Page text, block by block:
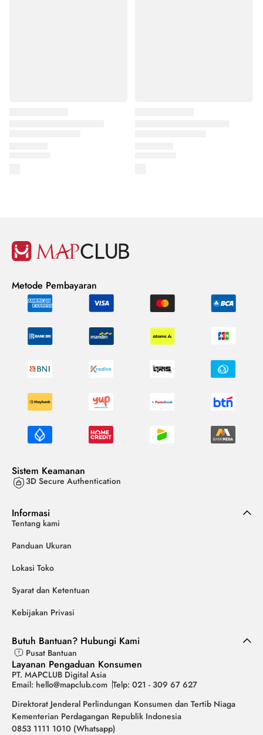
Metode Pembayaran
Sistem Keamanan
3D Secure Authentication
Informasi
Tentang kami
Panduan Ukuran
Lokasi Toko
Syarat dan Ketentuan
Kebijakan Privasi
Butuh Bantuan? Hubungi Kami
Pusat Bantuan
Layanan Pengaduan Konsumen
PT. MAPCLUB Digital Asia
Email: hello@mapclub.com Telp: 021 - 309 67 627
Direktorat Jenderal Perlindungan Konsumen dan Tertib Niaga
Kementerian Perdagangan Republik Indonesia
0853 1111 1010 (Whatsapp)